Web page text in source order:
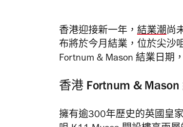
香港迎接新一年， 結業潮尚
布將於今月結業，位於尖沙
Fortnum & Mason 結業日期
香港 Fortnum &
擁有逾300年歷史的英國皇